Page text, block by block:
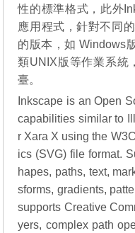
性的標準格式，此外
應用程式，針對不同
的版本，如 Windows
類UNIX版等作業系統
臺。
Inkscape is an Open
capabilities similar to
r Xara X using the
ics (SVG) file format.
hapes, paths, text,
sforms, gradients,
supports Creative
yers, complex path